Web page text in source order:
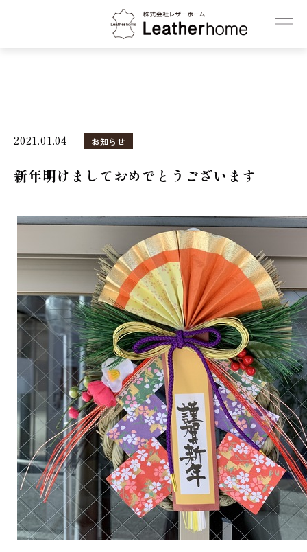
株式会社レザーホーム
2021.01.04 お知らせ
新年明けましておめでとうございます